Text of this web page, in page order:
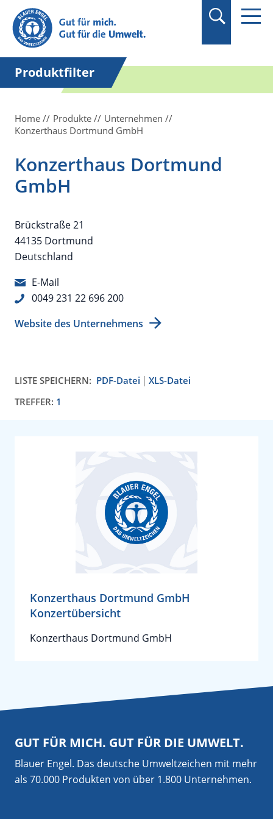
Suchbegriff in
Anführungszeichen
setzen.
Produktfilter
Home Produkte
Unternehmen
Konzerthaus Dortmund GmbH
Konzerthaus Dortmund
GmbH
Brückstraße 21
44135 Dortmund
Deutschland
E-Mail
0049 231 22 696 200
Website des Unternehmens
LISTE SPEICHERN: PDF-Datei
XLS-Datei
TREFFER: 1
Konzerthaus Dortmund GmbH
Konzertübersicht
Konzerthaus Dortmund GmbH
GUT FÜR MICH. GUT FÜR DIE UMWELT.
Blauer Engel. Das deutsche Umweltzeichen mit mehr
als 70.000 Produkten von über 1.800 Unternehmen.